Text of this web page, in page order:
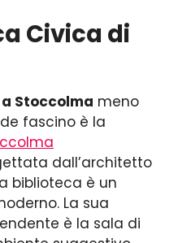
Civica di
Stoccolma meno
fascino è la
dall’architetto
biblioteca è un
La sua
è la sala di